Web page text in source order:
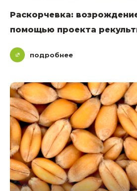
Раскорчевка:
помощью проекта
подробнее